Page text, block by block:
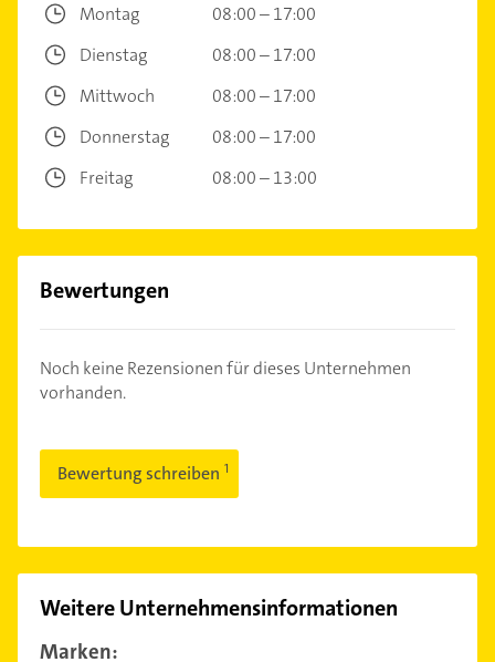
Montag
08:00 – 17:00
Dienstag
08:00 – 17:00
Mittwoch
08:00 – 17:00
Donnerstag
08:00 – 17:00
Freitag
08:00 – 13:00
Bewertungen
Noch keine Rezensionen für dieses Unternehmen
vorhanden.
Bewertung schreiben
Weitere Unternehmensinformationen
Marken: